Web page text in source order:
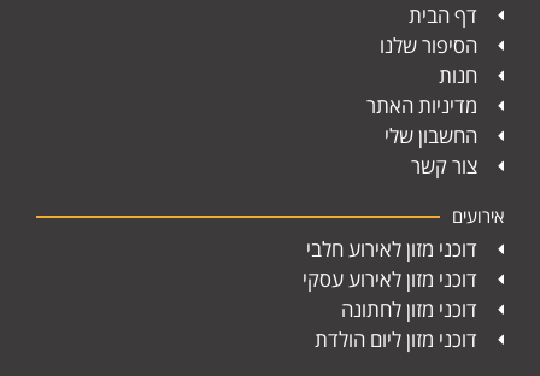
דף הבית
הסיפור שלנו
חנות
מדיניות האתר
החשבון שלי
צור קשר
אירועים
דוכני מזון לאירוע חלבי
דוכני מזון לאירוע עסקי
דוכני מזון לחתונה
דוכני מזון ליום הולדת